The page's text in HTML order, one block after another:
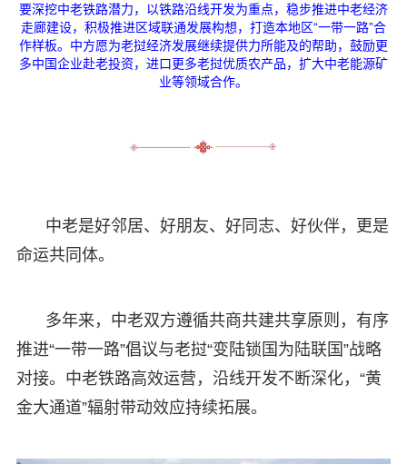
要深挖中老铁路潜力，以铁路沿线开发为重点，稳步推进中老经济
走廊建设，积极推进区域联通发展构想，打造本地区“一带一路”合
作样板。中方愿为老挝经济发展继续提供力所能及的帮助，鼓励更
多中国企业赴老投资，进口更多老挝优质农产品，扩大中老能源矿
业等领域合作。
中老是好邻居、好朋友、好同志、好伙伴，更是
命运共同体。
多年来，中老双方遵循共商共建共享原则，有序
推进“一带一路”倡议与老挝“变陆锁国为陆联国”战略
对接。中老铁路高效运营，沿线开发不断深化，“黄
金大通道”辐射带动效应持续拓展。